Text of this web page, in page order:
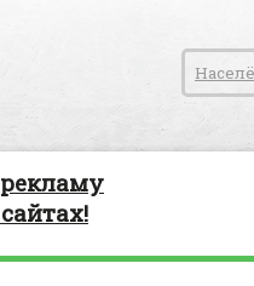
рекламу
сайтах!